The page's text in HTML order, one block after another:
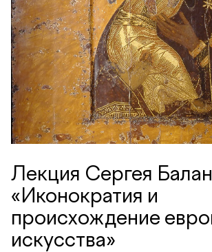
Лекция Сергея
«Иконократия и
происхождение
искусства»